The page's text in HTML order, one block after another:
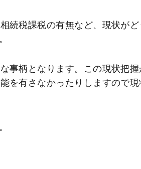
続税課税の有無など、現状がど
事柄となります。この現状把
を有さなかったりしますので